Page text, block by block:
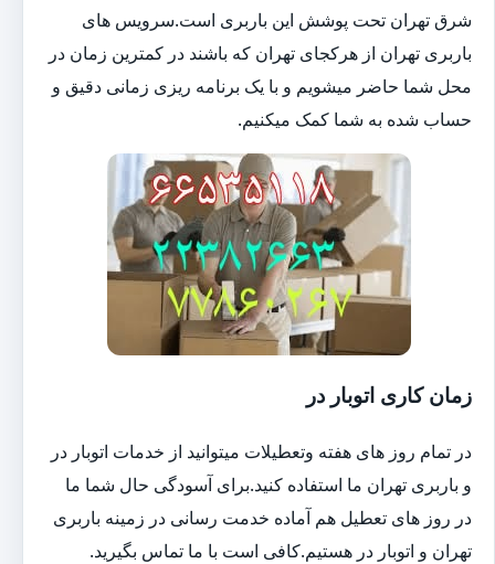
شرق تهران تحت پوشش این باربری است.سرویس های
باربری تهران از هرکجای تهران که باشند در کمترین زمان در
محل شما حاضر میشویم و با یک برنامه ریزی زمانی دقیق و
حساب شده به شما کمک میکنیم.
زمان کاری اتوبار در
در تمام روز های هفته وتعطیلات میتوانید از خدمات اتوبار در
و باربری تهران ما استفاده کنید.برای آسودگی حال شما ما
در روز های تعطیل هم آماده خدمت رسانی در زمینه باربری
تهران و اتوبار در هستیم.کافی است با ما تماس بگیرید.